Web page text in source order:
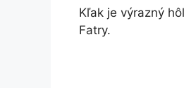
Kľak je výrazný
Fatry.